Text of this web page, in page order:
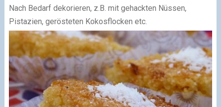
Nach Bedarf dekorieren, z.B. mit gehackten Nüssen,
Pistazien, gerösteten Kokosflocken etc.